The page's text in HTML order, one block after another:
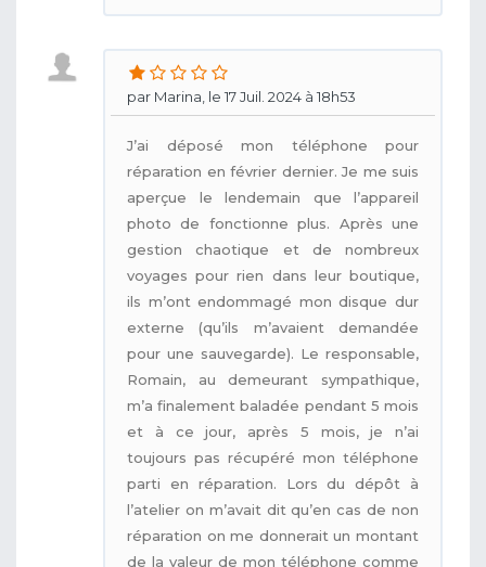
par Marina, le 17 Juil. 2024 à 18h53
J’ai déposé mon téléphone pour
réparation en février dernier. Je me suis
aperçue le lendemain que l’appareil
photo de fonctionne plus. Après une
gestion chaotique et de nombreux
voyages pour rien dans leur boutique,
ils m’ont endommagé mon disque dur
externe (qu’ils m’avaient demandée
pour une sauvegarde). Le responsable,
Romain, au demeurant sympathique,
m’a finalement baladée pendant 5 mois
et à ce jour, après 5 mois, je n’ai
toujours pas récupéré mon téléphone
parti en réparation. Lors du dépôt à
l’atelier on m’avait dit qu’en cas de non
réparation on me donnerait un montant
de la valeur de mon téléphone comme